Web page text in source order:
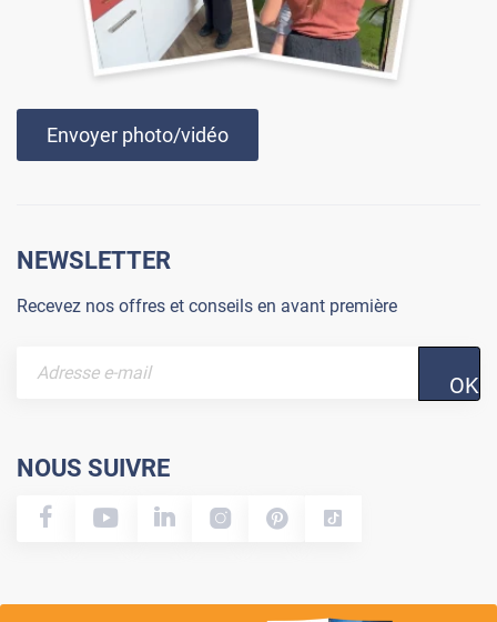
Envoyer photo/vidéo
NEWSLETTER
Recevez nos offres et conseils en avant première
OK
NOUS SUIVRE